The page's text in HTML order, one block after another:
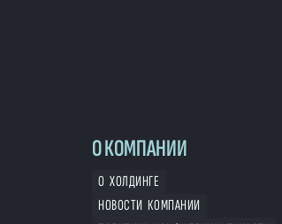
О КОМПАНИИ
О ХОЛДИНГЕ
НОВОСТИ КОМПАНИИ